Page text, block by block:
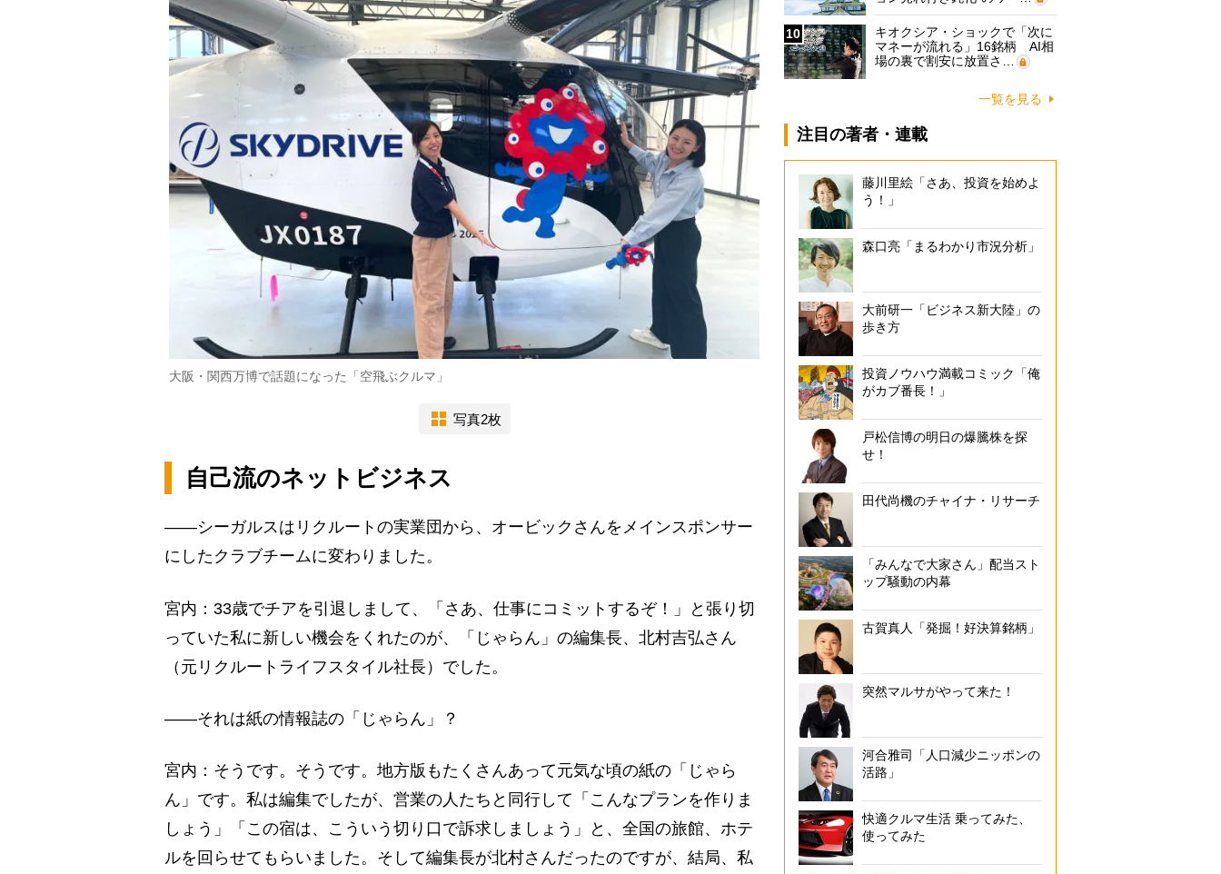
大阪・関西万博で話題になった「空飛ぶクルマ」
写真2枚
自己流のネットビジネス
――シーガルスはリクルートの実業団から、オービックさんをメインスポンサー
にしたクラブチームに変わりました。
宮内：33歳でチアを引退しまして、「さあ、仕事にコミットするぞ！」と張り切
っていた私に新しい機会をくれたのが、「じゃらん」の編集長、北村吉弘さん
（元リクルートライフスタイル社長）でした。
――それは紙の情報誌の「じゃらん」？
宮内：そうです。そうです。地方版もたくさんあって元気な頃の紙の「じゃら
ん」です。私は編集でしたが、営業の人たちと同行して「こんなプランを作りま
しょう」「この宿は、こういう切り口で訴求しましょう」と、全国の旅館、ホテ
ルを回らせてもらいました。そして編集長が北村さんだったのですが、結局、私
10
キオクシア・ショックで「次に
マネーが流れる」16銘柄 AI相
場の裏で割安に放置さ…
一覧を見る
注目の著者・連載
藤川里絵「さあ、投資を始めよ
う！」
森口亮「まるわかり市況分析」
大前研一「ビジネス新大陸」の
歩き方
投資ノウハウ満載コミック「俺
がカブ番長！」
戸松信博の明日の爆騰株を探
せ！
田代尚機のチャイナ・リサーチ
「みんなで大家さん」配当スト
ップ騒動の内幕
古賀真人「発掘！好決算銘柄」
突然マルサがやって来た！
河合雅司「人口減少ニッポンの
活路」
快適クルマ生活 乗ってみた、
使ってみた